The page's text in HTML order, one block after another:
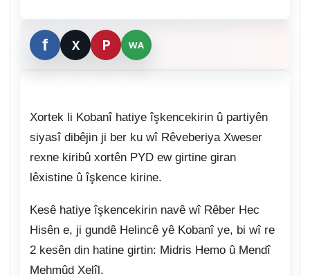
Xortek li Kobanî hatiye îşkencekirin û partiyên
siyasî dibêjin ji ber ku wî Rêveberiya Xweser
rexne kiribû xortên PYD ew girtine giran
lêxistine û îşkence kirine.
Kesê hatiye îşkencekirin navê wî Rêber Hec
Hisên e, ji gundê Helincê yê Kobanî ye, bi wî re
2 kesên din hatine girtin: Midris Hemo û Mendî
Mehmûd Xelîl.